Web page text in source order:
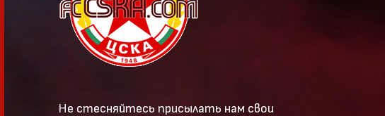
Не стесняйтесь присылать нам свои